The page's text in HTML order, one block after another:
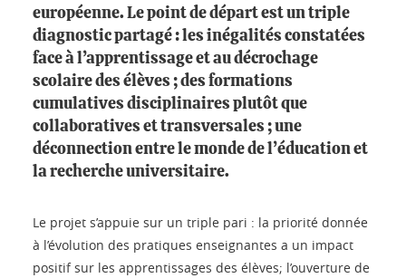
européenne. Le point de départ est un triple
diagnostic partagé : les inégalités constatées
face à l’apprentissage et au décrochage
scolaire des élèves ; des formations
cumulatives disciplinaires plutôt que
collaboratives et transversales ; une
déconnection entre le monde de l’éducation et
la recherche universitaire.
Le projet s’appuie sur un triple pari : la priorité donnée
à l’évolution des pratiques enseignantes a un impact
positif sur les apprentissages des élèves; l’ouverture de